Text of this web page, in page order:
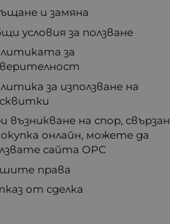
и замяна
условия за ползване
за
за използване на
възникване на спор, свързан
онлайн, можете да
сайта ОРС
права
от сделка